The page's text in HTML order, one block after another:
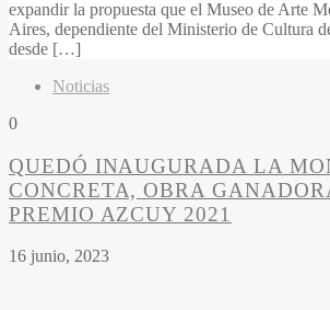
expandir la propuesta que el Museo de Arte
Aires, dependiente del Ministerio de Cultura
desde […]
Noticias
0
QUEDÓ INAUGURADA LA
CONCRETA, OBRA
PREMIO AZCUY 2021
16 junio, 2023